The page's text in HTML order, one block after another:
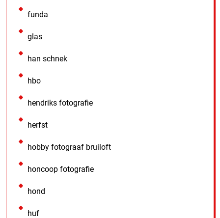
funda
glas
han schnek
hbo
hendriks fotografie
herfst
hobby fotograaf bruiloft
honcoop fotografie
hond
huf